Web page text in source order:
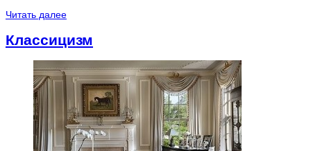
Читать далее
Классицизм